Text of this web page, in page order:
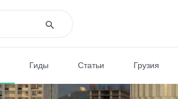
Гиды Статьи Грузия